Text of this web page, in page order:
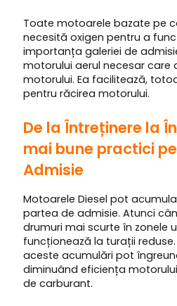
Toate motoarele bazate pe
necesită oxigen pentru a
importanța galeriei de
motorului aerul necesar care
motorului. Ea facilitează,
pentru răcirea motorului.
De la Întreținere la
mai bune practici
Admisie
Motoarele Diesel pot
partea de admisie. Atunci
drumuri mai scurte în zonele
funcționează la turații
aceste acumulări pot
diminuând eficiența
de carburant.